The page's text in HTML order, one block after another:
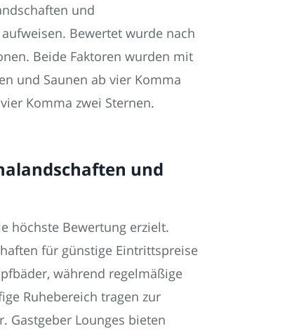
und
Bewertet wurde nach
Beide Faktoren wurden mit
und Saunen ab vier Komma
Komma zwei Sternen.
und
höchste Bewertung erzielt.
für günstige Eintrittspreise
während regelmäßige
Ruhebereich tragen zur
Gastgeber Lounges bieten